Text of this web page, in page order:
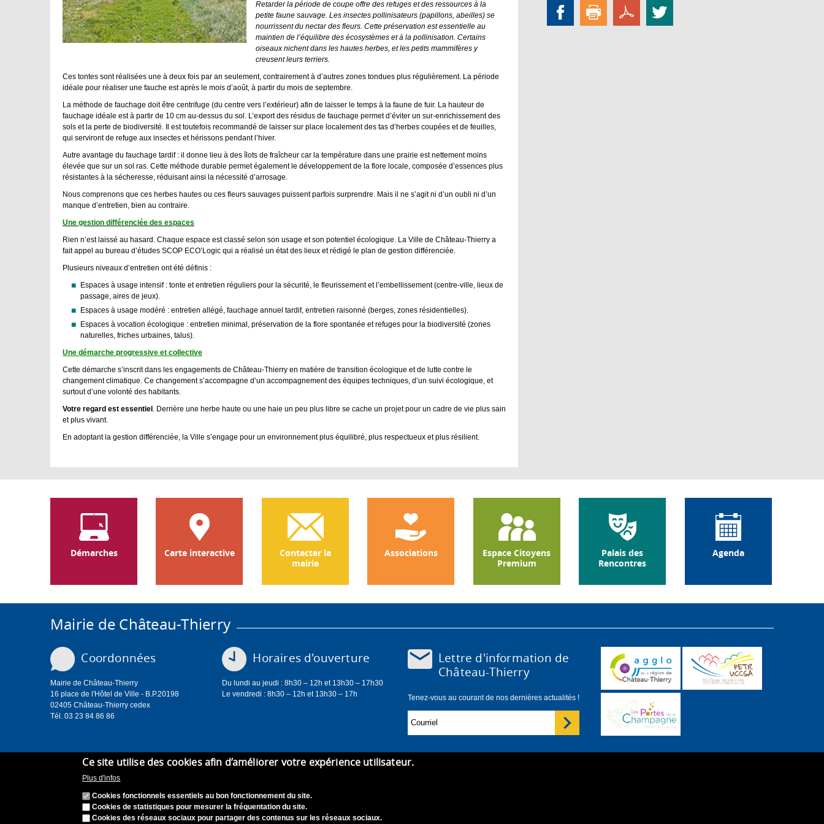
Retarder la période de coupe offre des refuges et des ressources à la
petite faune sauvage. Les insectes pollinisateurs (papillons, abeilles) se
nourrissent du nectar des fleurs. Cette préservation est essentielle au
maintien de l’équilibre des écosystèmes et à la pollinisation. Certains
oiseaux nichent dans les hautes herbes, et les petits mammifères y
creusent leurs terriers.
Ces tontes sont réalisées une à deux fois par an seulement, contrairement à d’autres zones tondues plus régulièrement. La période
idéale pour réaliser une fauche est après le mois d’août, à partir du mois de septembre.
La méthode de fauchage doit être centrifuge (du centre vers l’extérieur) afin de laisser le temps à la faune de fuir. La hauteur de
fauchage idéale est à partir de 10 cm au-dessus du sol. L’export des résidus de fauchage permet d’éviter un sur-enrichissement des
sols et la perte de biodiversité. Il est toutefois recommandé de laisser sur place localement des tas d’herbes coupées et de feuilles,
qui serviront de refuge aux insectes et hérissons pendant l’hiver.
Autre avantage du fauchage tardif : il donne lieu à des îlots de fraîcheur car la température dans une prairie est nettement moins
élevée que sur un sol ras. Cette méthode durable permet également le développement de la flore locale, composée d’essences plus
résistantes à la sécheresse, réduisant ainsi la nécessité d’arrosage.
Nous comprenons que ces herbes hautes ou ces fleurs sauvages puissent parfois surprendre. Mais il ne s’agit ni d’un oubli ni d’un
manque d’entretien, bien au contraire.
Une gestion différenciée des espaces
Rien n’est laissé au hasard. Chaque espace est classé selon son usage et son potentiel écologique. La Ville de Château-Thierry a
fait appel au bureau d’études SCOP ECO’Logic qui a réalisé un état des lieux et rédigé le plan de gestion différenciée.
Plusieurs niveaux d’entretien ont été définis :
Espaces à usage intensif : tonte et entretien réguliers pour la sécurité, le fleurissement et l’embellissement (centre-ville, lieux de
passage, aires de jeux).
Espaces à usage modéré : entretien allégé, fauchage annuel tardif, entretien raisonné (berges, zones résidentielles).
Espaces à vocation écologique : entretien minimal, préservation de la flore spontanée et refuges pour la biodiversité (zones
naturelles, friches urbaines, talus).
Une démarche progressive et collective
Cette démarche s’inscrit dans les engagements de Château-Thierry en matière de transition écologique et de lutte contre le
changement climatique. Ce changement s’accompagne d’un accompagnement des équipes techniques, d’un suivi écologique, et
surtout d’une volonté des habitants.
Votre regard est essentiel . Derrière une herbe haute ou une haie un peu plus libre se cache un projet pour un cadre de vie plus sain
et plus vivant.
En adoptant la gestion différenciée, la Ville s’engage pour un environnement plus équilibré, plus respectueux et plus résilient.
Démarches Carte interactive
Contacter la
mairie
Associations
Espace Citoyens
Premium
Palais des
Rencontres
Agenda
Mairie de Château-Thierry
Coordonnées
Mairie de Château-Thierry
16 place de l'Hôtel de Ville - B.P.20198
02405 Château-Thierry cedex
Tél. 03 23 84 86 86
Horaires d'ouverture
Du lundi au jeudi : 8h30 – 12h et 13h30 – 17h30
Le vendredi : 8h30 – 12h et 13h30 – 17h
Lettre d'information de
Château-Thierry
Tenez-vous au courant de nos dernières actualités !
Ce site utilise des cookies afin d’améliorer votre expérience utilisateur.
Plus d'infos
Cookies fonctionnels essentiels au bon fonctionnement du site.
Cookies de statistiques pour mesurer la fréquentation du site.
Cookies des réseaux sociaux pour partager des contenus sur les réseaux sociaux.